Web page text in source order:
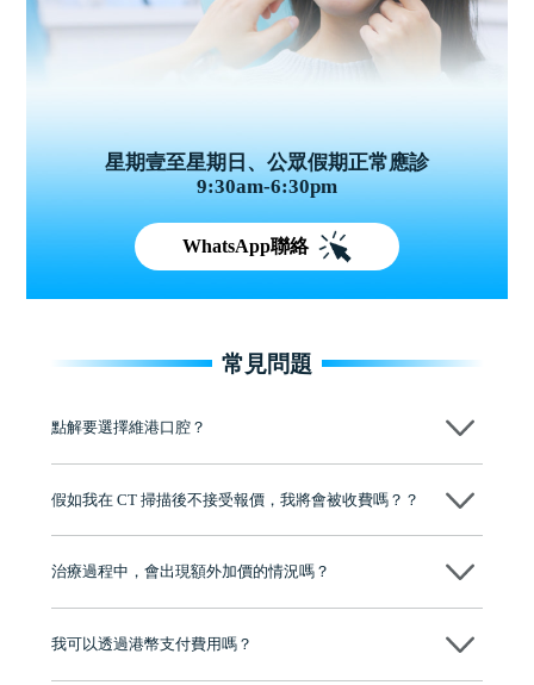
星期壹至星期日、公眾假期正常應診
9:30am-6:30pm
WhatsApp聯絡
常見問題
點解要選擇維港口腔？
牌」、「2025香港企業領袖品牌」，是諾貝爾種植系統全球放心植牙中
至今已服務超過三十個國家和地區的顧客，受到粵港澳大灣區及周邊城
市市民極高的口碑評價及信任推薦 珠海、深圳設有八大分院，香港亦設
有咨詢及服務保障中心，有任何問題都可以隨時預約免費咨詢，讓人十
假如我在 CT 掃描後不接受報價，我將會被收費嗎？？
不會！只要未開始實際服務之前，你不會被收取任何費用。
治療過程中，會出現額外加價的情況嗎？
我可以透過港幣支付費用嗎？